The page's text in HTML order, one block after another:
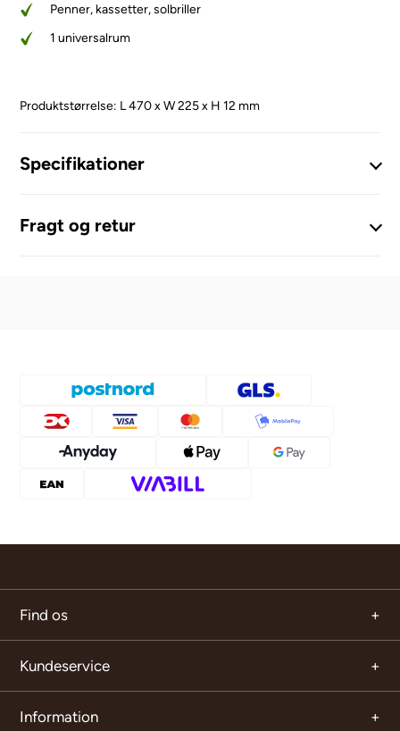
Penner, kassetter, solbriller
1 universalrum
Produktstørrelse: L 470 x W 225 x H 12 mm
Specifikationer
Fragt og retur
Find os
Kundeservice
Information